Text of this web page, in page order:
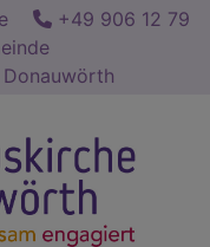
+49 906 12 79